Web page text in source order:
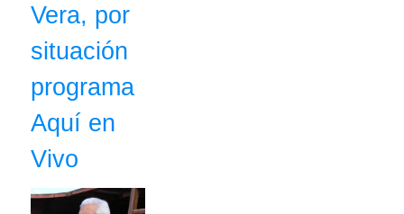
Vera, por
situación
programa
Aquí en
Vivo